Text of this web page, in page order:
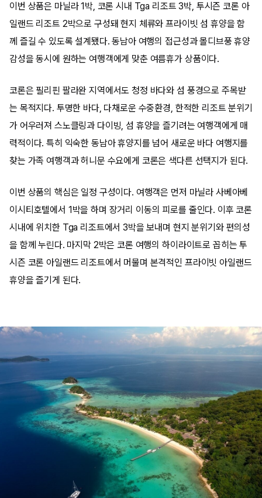
이번 상품은 마닐라 1박, 코론 시내 Tga 리조트 3박, 투시즌 코론 아
일랜드 리조트 2박으로 구성돼 현지 체류와 프라이빗 섬 휴양을 함
께 즐길 수 있도록 설계됐다. 동남아 여행의 접근성과 몰디브풍 휴양
감성을 동시에 원하는 여행객에게 맞춘 여름휴가 상품이다.
코론은 필리핀 팔라완 지역에서도 청정 바다와 섬 풍경으로 주목받
는 목적지다. 투명한 바다, 다채로운 수중환경, 한적한 리조트 분위기
가 어우러져 스노클링과 다이빙, 섬 휴양을 즐기려는 여행객에게 매
력적이다. 특히 익숙한 동남아 휴양지를 넘어 새로운 바다 여행지를
찾는 가족 여행객과 허니문 수요에게 코론은 색다른 선택지가 된다.
이번 상품의 핵심은 일정 구성이다. 여행객은 먼저 마닐라 사베아베
이시티호텔에서 1박을 하며 장거리 이동의 피로를 줄인다. 이후 코론
시내에 위치한 Tga 리조트에서 3박을 보내며 현지 분위기와 편의성
을 함께 누린다. 마지막 2박은 코론 여행의 하이라이트로 꼽히는 투
시즌 코론 아일랜드 리조트에서 머물며 본격적인 프라이빗 아일랜드
휴양을 즐기게 된다.